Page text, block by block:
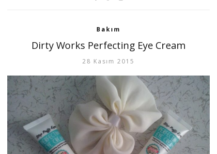
Bakım
Dirty Works Perfecting Eye Cream
28 Kasım 2015